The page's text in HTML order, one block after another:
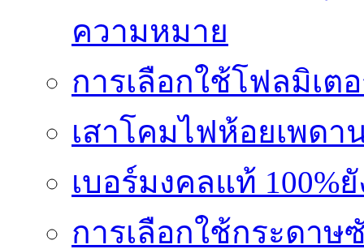
ความหมาย
การเลือกใช้โฟลมิเต
เสาโคมไฟห้อยเพด
เบอร์มงคลแท้
การเลือกใช้กระดา